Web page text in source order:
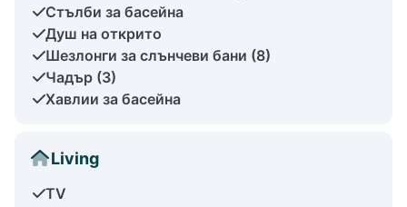
Стълби за басейна
Душ на открито
Шезлонги за слънчеви бани (8)
Чадър (3)
Хавлии за басейна
Living
TV